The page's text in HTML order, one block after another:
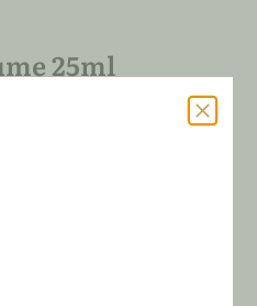
25ml